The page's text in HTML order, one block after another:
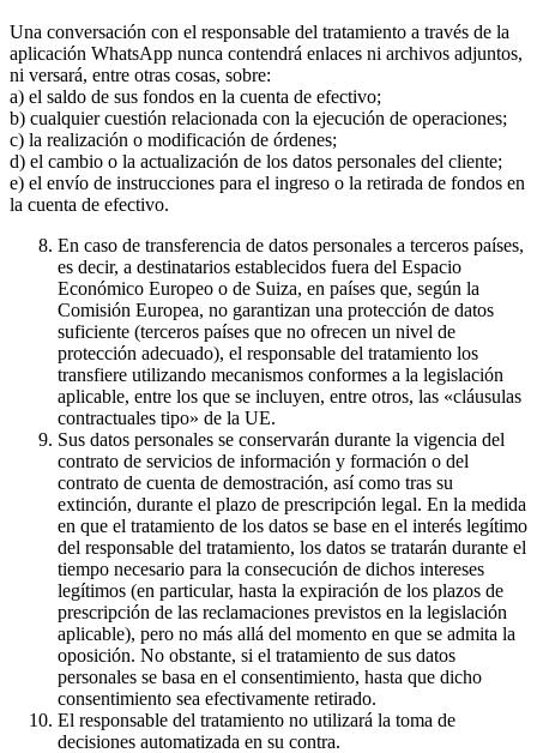
Una conversación con el responsable del tratamiento a través de la
aplicación WhatsApp nunca contendrá enlaces ni archivos adjuntos,
ni versará, entre otras cosas, sobre:
a) el saldo de sus fondos en la cuenta de efectivo;
b) cualquier cuestión relacionada con la ejecución de operaciones;
c) la realización o modificación de órdenes;
d) el cambio o la actualización de los datos personales del cliente;
e) el envío de instrucciones para el ingreso o la retirada de fondos en
la cuenta de efectivo.
En caso de transferencia de datos personales a terceros países,
es decir, a destinatarios establecidos fuera del Espacio
Económico Europeo o de Suiza, en países que, según la
Comisión Europea, no garantizan una protección de datos
suficiente (terceros países que no ofrecen un nivel de
protección adecuado), el responsable del tratamiento los
transfiere utilizando mecanismos conformes a la legislación
aplicable, entre los que se incluyen, entre otros, las «cláusulas
contractuales tipo» de la UE.
Sus datos personales se conservarán durante la vigencia del
contrato de servicios de información y formación o del
contrato de cuenta de demostración, así como tras su
extinción, durante el plazo de prescripción legal. En la medida
en que el tratamiento de los datos se base en el interés legítimo
del responsable del tratamiento, los datos se tratarán durante el
tiempo necesario para la consecución de dichos intereses
legítimos (en particular, hasta la expiración de los plazos de
prescripción de las reclamaciones previstos en la legislación
aplicable), pero no más allá del momento en que se admita la
oposición. No obstante, si el tratamiento de sus datos
personales se basa en el consentimiento, hasta que dicho
consentimiento sea efectivamente retirado.
El responsable del tratamiento no utilizará la toma de
decisiones automatizada en su contra.